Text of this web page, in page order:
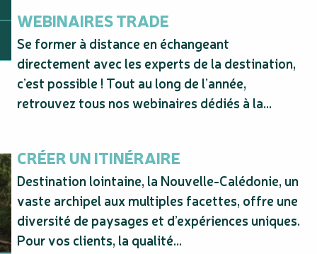
WEBINAIRES TRADE
Se former à distance en échangeant
directement avec les experts de la destination,
c’est possible ! Tout au long de l’année,
retrouvez tous nos webinaires dédiés à la...
CRÉER UN ITINÉRAIRE
Destination lointaine, la Nouvelle-Calédonie, un
vaste archipel aux multiples facettes, offre une
diversité de paysages et d’expériences uniques.
Pour vos clients, la qualité...